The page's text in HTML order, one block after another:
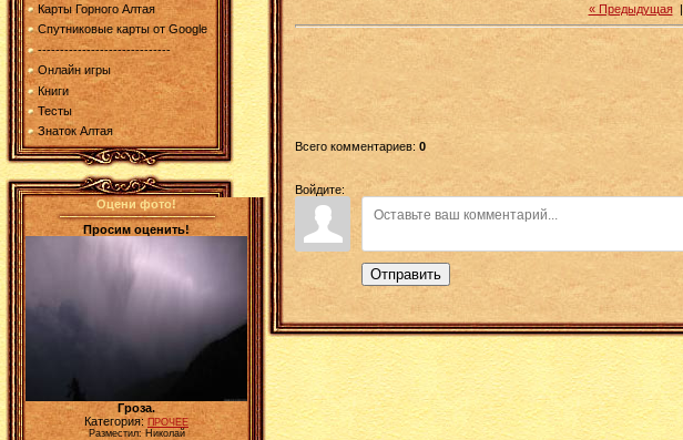
Карты Горного Алтая
Спутниковые карты от Google
------------------------------
Онлайн игры
Книги
Тесты
Знаток Алтая
Оцени фото!
Просим оценить!
Гроза.
Категория: ПРОЧЕЕ
Разместил: Николай
« Предыдущая|
Всего комментариев: 0
Войдите:
Отправить